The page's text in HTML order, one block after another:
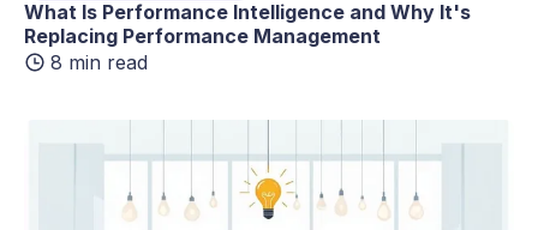
What Is Performance Intelligence and Why It's
Replacing Performance Management
8 min read